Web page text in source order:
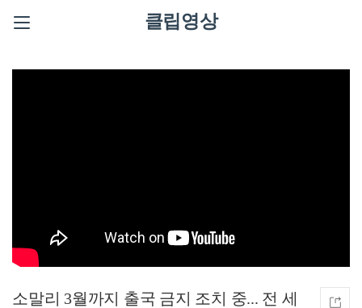
클립영상
소말리 3월까지 출국 금지 조치 중... 전 세